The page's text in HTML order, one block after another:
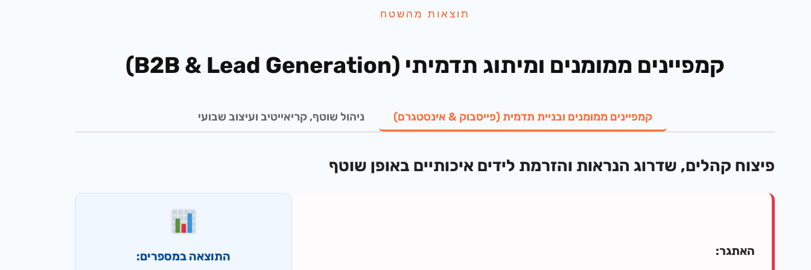
תוצאות מהשטח
קמפיינים ממומנים ומיתוג תדמיתי (B2B & Lead Generation)
קמפיינים ממומנים ובניית תדמית (פייסבוק & אינסטגרם) ניהול שוטף, קריאייטיב ועיצוב שבועי
פיצוח קהלים, שדרוג הנראות והזרמת לידים איכותיים באופן שוטף
האתגר: התוצאה במספרים: